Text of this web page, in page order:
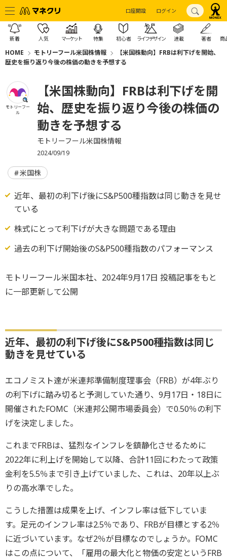
口座開設 ログイン
新着 人気 マーケット 特集 初心者 ライフデザイン 連載 著者 商
HOME モトリーフール米国株情報
【米国株動向】FRBは利下げを開始、
歴史を振り返り今後の株価の動きを予想する
モトリーフー
ル
【米国株動向】FRBは利下げを開
始、歴史を振り返り今後の株価の
動きを予想する
モトリーフール米国株情報
2024/09/19
米国株
近年、最初の利下げ後にS&P500種指数は同じ動きを見せ
ている
株式にとって利下げが大きな問題である理由
過去の利下げ開始後のS&P500種指数のパフォーマンス
モトリーフール米国本社、2024年9月17日 投稿記事をもと
に一部更新して公開
近年、最初の利下げ後にS&P500種指数は同じ
動きを見せている
エコノミスト達が米連邦準備制度理事会（FRB）が4年ぶり
の利下げに踏み切ると予測していた通り、9月17日・18日に
開催されたFOMC（米連邦公開市場委員会）で0.50％の利下
げを決定しました。
これまでFRBは、猛烈なインフレを鎮静化させるために
2022年に利上げを開始して以降、合計11回にわたって政策
金利を5.5％まで引き上げていました、これは、20年以上ぶ
りの高水準でした。
こうした措置は成果を上げ、インフレ率は低下していま
す。足元のインフレ率は2.5％であり、FRBが目標とする2％
に近づいています。なぜ2％が目標なのでしょうか。FOMC
はこの点について、「雇用の最大化と物価の安定というFRB